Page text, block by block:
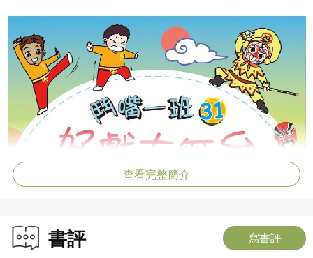
查看完整簡介
書評 寫書評